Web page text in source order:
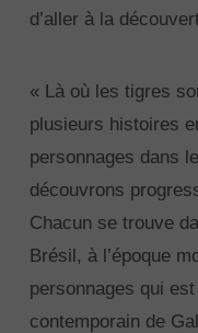
d’aller à la
« Là où les tigres
plusieurs histoires
personnages dans
découvrons
Chacun se trouve
Brésil, à l’époque
personnages qui
contemporain de